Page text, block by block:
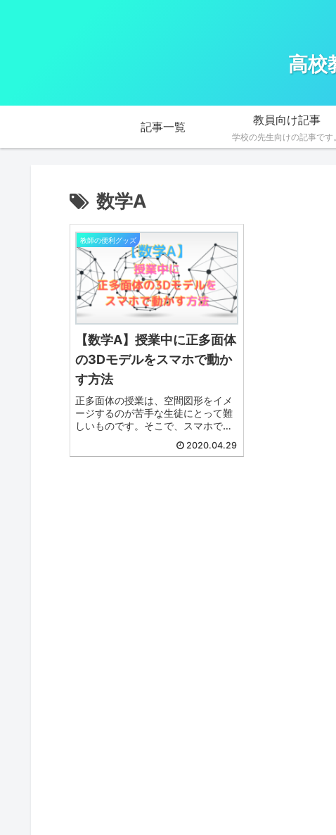
高校
記事一覧
教員向け記事
学校の先生向けの記事です。
数学A
教師の便利グッズ
【数学A】授業中に正多面体
の3Dモデルをスマホで動か
す方法
正多面体の授業は、空間図形をイメ
ージするのが苦手な生徒にとって難
しいものです。そこで、スマホで正
業をすることで、空間図形が苦手な
2020.04.29